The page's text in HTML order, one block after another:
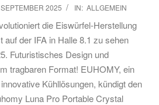
2025 IN: ALLGEMEIN
die Eiswürfel-Herstellung
auf der IFA in Halle 8.1 zu sehen
Futuristisches Design und
tragbaren Format! EUHOMY, ein
Kühllösungen, kündigt den
Luna Pro Portable Crystal